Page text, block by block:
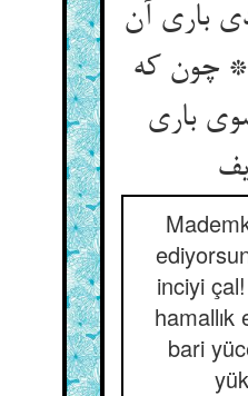
باری آن
چون که
باری
inciyi
hamallık
bari